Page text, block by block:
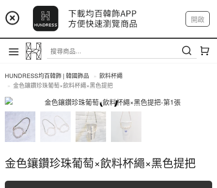
📢 市集預告：9/4-9/6 淡水捷運站
📢 市集預告：9/12-9/13 八里海巡基地
📢 市集預告：8/22-8/23 桃園青埔置地廣場
開啟
註冊 我的帳戶
HUNDRESS均百韓飾 | 韓國飾品
飲料杯繩
金色鑲鑽珍珠葡萄×飲料杯繩×黑色提把
飲料杯繩
金色鑲鑽珍珠葡萄×飲料杯繩×黑色提把